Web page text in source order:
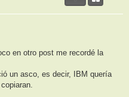
en otro post me recordé la
un asco, es decir, IBM quería